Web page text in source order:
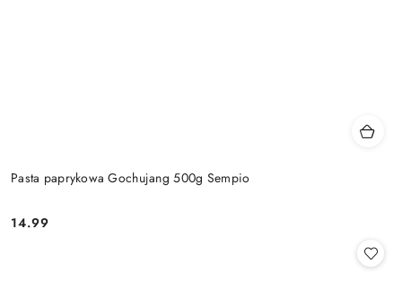
Pasta paprykowa Gochujang 500g Sempio
Cena:
14.99